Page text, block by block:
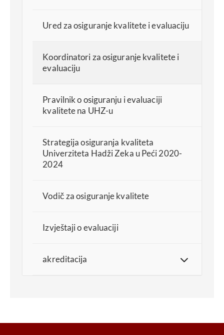
Ured za osiguranje kvalitete i evaluaciju
Koordinatori za osiguranje kvalitete i
evaluaciju
Pravilnik o osiguranju i evaluaciji
kvalitete na UHZ-u
Strategija osiguranja kvaliteta
Univerziteta Hadži Zeka u Peći 2020-
2024
Vodič za osiguranje kvalitete
Izvještaji o evaluaciji
akreditacija